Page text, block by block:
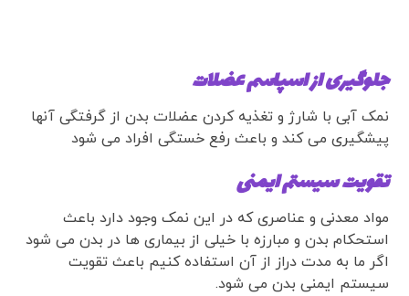
جلوگیری از اسپاسم عضلات
نمک آبی با شارژ و تغذیه کردن عضلات بدن از گرفتگی آنها
پیشگیری می کند و باعث رفع خستگی افراد می شود
تقویت سیستم ایمنی
مواد معدنی و عناصری که در این نمک وجود دارد باعث
استحکام بدن و مبارزه با خیلی از بیماری ها در بدن می شود
اگر ما به مدت دراز از آن استفاده کنیم باعث تقویت
سیستم ایمنی بدن می شود.